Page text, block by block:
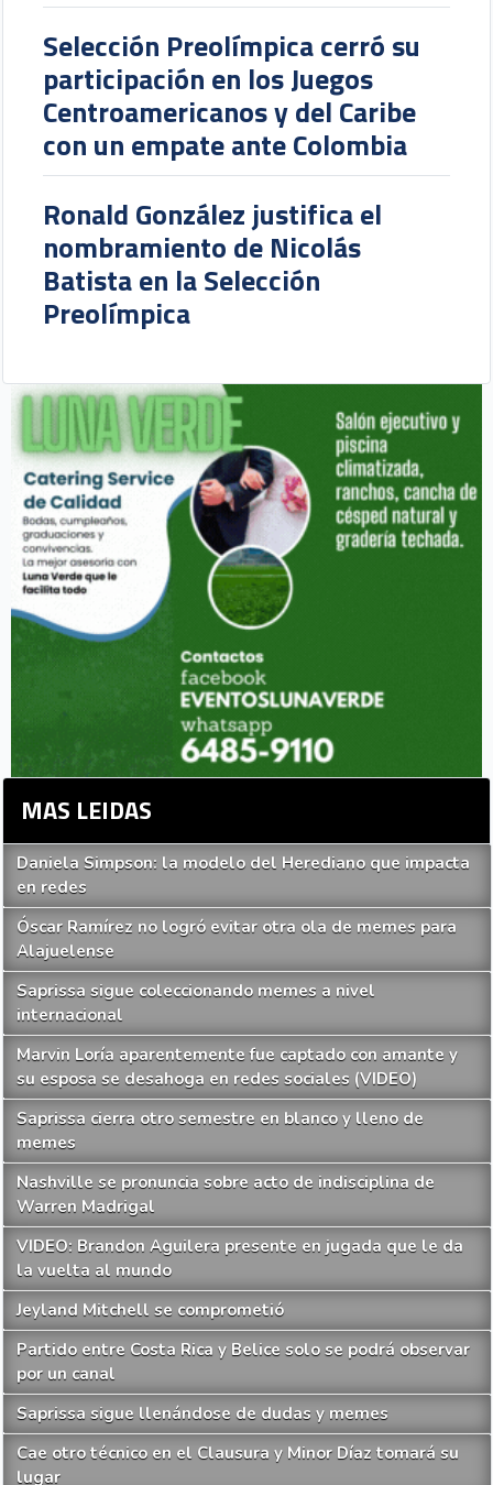
Selección Preolímpica cerró su
participación en los Juegos
Centroamericanos y del Caribe
con un empate ante Colombia
Ronald González justifica el
nombramiento de Nicolás
Batista en la Selección
Preolímpica
MAS LEIDAS
Daniela Simpson: la modelo del Herediano que impacta
en redes
Óscar Ramírez no logró evitar otra ola de memes para
Alajuelense
Saprissa sigue coleccionando memes a nivel
internacional
Marvin Loría aparentemente fue captado con amante y
su esposa se desahoga en redes sociales (VIDEO)
Saprissa cierra otro semestre en blanco y lleno de
memes
Nashville se pronuncia sobre acto de indisciplina de
Warren Madrigal
VIDEO: Brandon Aguilera presente en jugada que le da
la vuelta al mundo
Jeyland Mitchell se comprometió
Partido entre Costa Rica y Belice solo se podrá observar
por un canal
Saprissa sigue llenándose de dudas y memes
Cae otro técnico en el Clausura y Minor Díaz tomará su
lugar